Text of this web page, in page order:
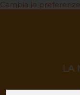
Cambia le
LA